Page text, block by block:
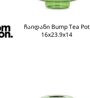
ჩაიდანი Bump Tea Pot
16x23.9x14